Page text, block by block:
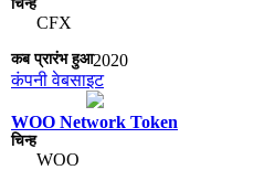
CFX
2020
कंपनी वेबसाइट
WOO Network Token
WOO